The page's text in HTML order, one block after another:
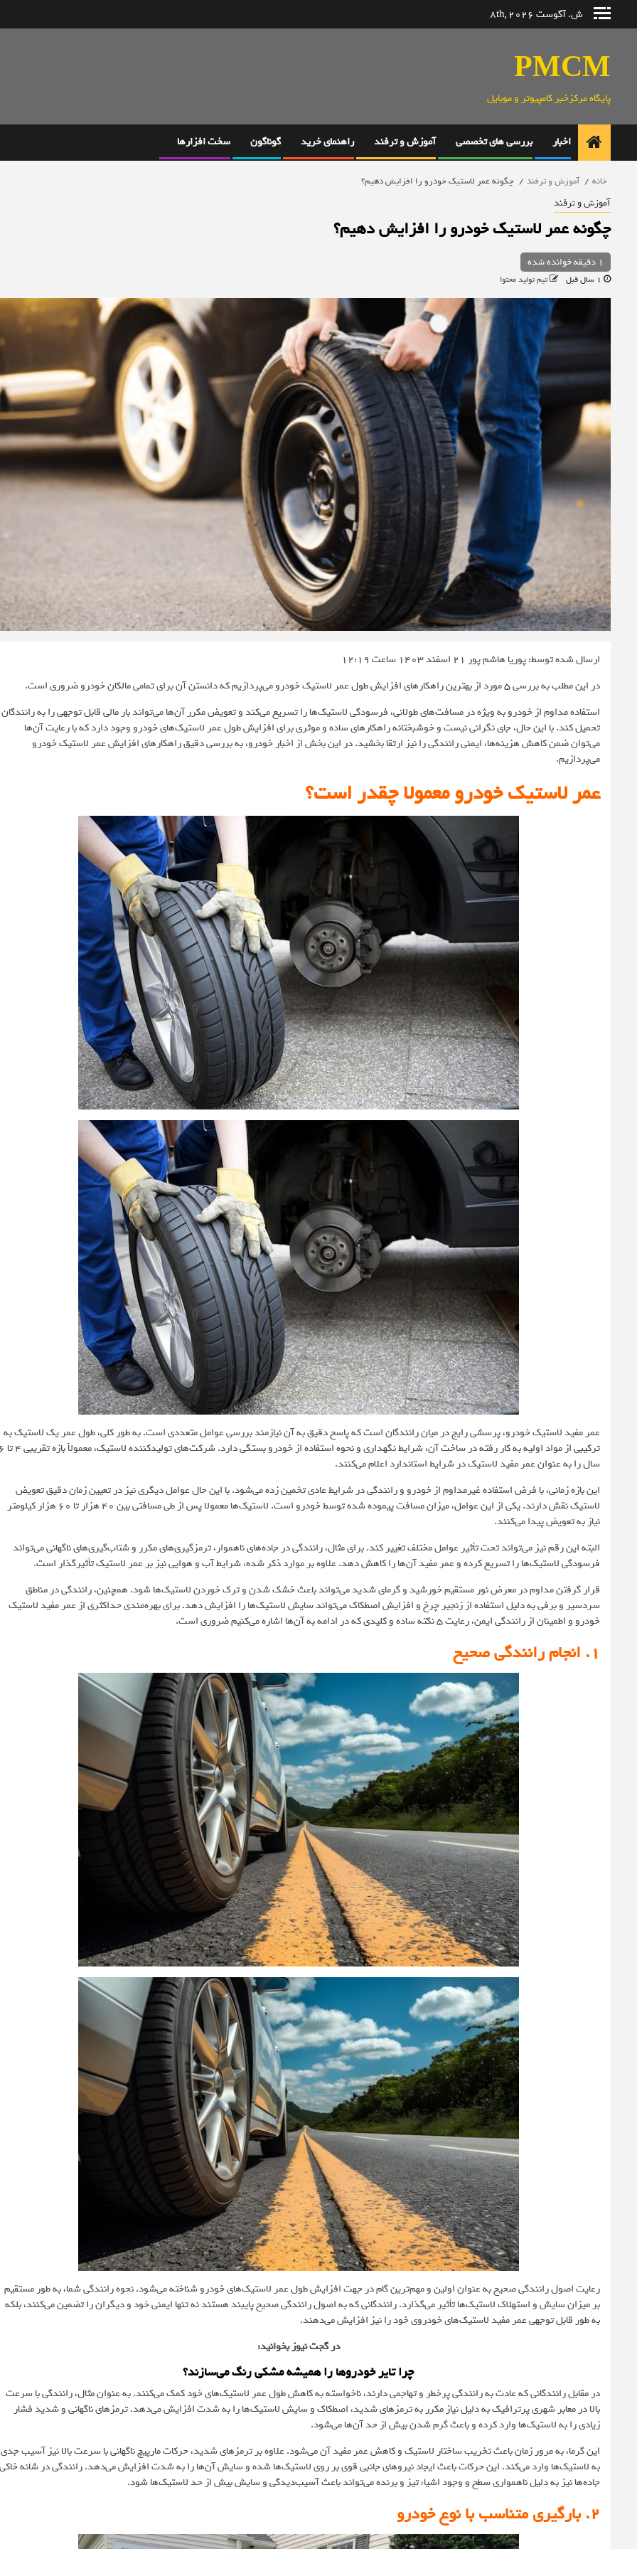
ش. آگوست 8th, 2026
PMCM
پایگاه مرکزخبر کامپیوتر و موبایل
اخبار بررسی های تخصصی آموزش و ترفند راهنمای خرید گوناگون سخت افزارها
خانه آموزش و ترفند چگونه عمر لاستیک خودرو را افزایش دهیم؟
آموزش و ترفند
چگونه عمر لاستیک خودرو را افزایش دهیم؟
1 دقیقه خوانده شده
تیم تولید محتوا
ارسال شده توسط: پوریا هاشم پور 21 اسفند 1403 ساعت 12:19
در این مطلب به بررسی ۵ مورد از بهترین راهکارهای افزایش طول عمر لاستیک خودرو می‌پردازیم که دانستن آن برای تمامی مالکان خودرو ضروری است.
استفاده مداوم از خودرو به ویژه در مسافت‌های طولانی، فرسودگی لاستیک‌ها را تسریع می‌کند و تعویض مکرر آن‌ها می‌تواند بار مالی قابل توجهی را به رانندگان
تحمیل کند. با این حال، جای نگرانی نیست و خوشبختانه راهکارهای ساده و موثری برای افزایش طول عمر لاستیک‌های خودرو وجود دارد که با رعایت آن‌ها
می‌توان ضمن کاهش هزینه‌ها، ایمنی رانندگی را نیز ارتقا بخشید. در این بخش از اخبار خودرو، به بررسی دقیق راهکارهای افزایش عمر لاستیک خودرو
می‌پردازیم.
عمر لاستیک خودرو معمولا چقدر است؟
عمر مفید لاستیک‌ خودرو، پرسشی رایج در میان رانندگان است که پاسخ دقیق به آن نیازمند بررسی عوامل متعددی است. به طور کلی، طول عمر یک لاستیک به
ترکیبی از مواد اولیه به کار رفته در ساخت آن، شرایط نگهداری و نحوه استفاده از خودرو بستگی دارد. شرکت‌های تولیدکننده لاستیک، معمولاً بازه تقریبی 4 تا 6
سال را به عنوان عمر مفید لاستیک در شرایط استاندارد اعلام می‌کنند.
این بازه زمانی، با فرض استفاده غیرمداوم از خودرو و رانندگی در شرایط عادی تخمین زده می‌شود. با این حال عوامل دیگری نیز در تعیین زمان دقیق تعویض
لاستیک نقش دارند. یکی از این عوامل، میزان مسافت پیموده شده توسط خودرو است. لاستیک‌ها معمولا پس از طی مسافتی بین 40 هزار تا 60 هزار کیلومتر
نیاز به تعویض پیدا می‌کنند.
البته این رقم نیز می‌تواند تحت تأثیر عوامل مختلف تغییر کند. برای مثال، رانندگی در جاده‌های ناهموار، ترمزگیری‌های مکرر و شتاب‌گیری‌های ناگهانی می‌تواند
فرسودگی لاستیک‌ها را تسریع کرده و عمر مفید آن‌ها را کاهش دهد. علاوه بر موارد ذکر شده، شرایط آب و هوایی نیز بر عمر لاستیک تأثیرگذار است.
قرار گرفتن مداوم در معرض نور مستقیم خورشید و گرمای شدید می‌تواند باعث خشک شدن و ترک خوردن لاستیک‌ها شود. همچنین، رانندگی در مناطق
سردسیر و برفی به دلیل استفاده از زنجیر چرخ و افزایش اصطکاک می‌تواند سایش لاستیک‌ها را افزایش دهد. برای بهره‌مندی حداکثری از عمر مفید لاستیک
خودرو و اطمینان از رانندگی ایمن، رعایت 5 نکته ساده و کلیدی که در ادامه به آن‌ها اشاره می‌کنیم ضروری است.
1. انجام رانندگی صحیح
رعایت اصول رانندگی صحیح به عنوان اولین و مهم‌ترین گام در جهت افزایش طول عمر لاستیک‌های خودرو شناخته می‌شود. نحوه رانندگی شما، به طور مستقیم
بر میزان سایش و استهلاک لاستیک‌ها تأثیر می‌گذارد. رانندگانی که به اصول رانندگی صحیح پایبند هستند نه تنها ایمنی خود و دیگران را تضمین می‌کنند، بلکه
به طور قابل توجهی عمر مفید لاستیک‌های خودروی خود را نیز افزایش می‌دهند.
در گجت نیوز بخوانید:
چرا تایر خودروها را همیشه مشکی رنگ می‌سازند؟
در مقابل رانندگانی که عادت به رانندگی پرخطر و تهاجمی دارند، ناخواسته به کاهش طول عمر لاستیک‌های خود کمک می‌کنند. به عنوان مثال، رانندگی با سرعت
بالا در معابر شهری پرترافیک به دلیل نیاز مکرر به ترمزهای شدید، اصطکاک و سایش لاستیک‌ها را به شدت افزایش می‌دهد. ترمزهای ناگهانی و شدید فشار
زیادی را به لاستیک‌ها وارد کرده و باعث گرم شدن بیش از حد آن‌ها می‌شود.
این گرما، به مرور زمان باعث تخریب ساختار لاستیک و کاهش عمر مفید آن می‌شود. علاوه بر ترمزهای شدید، حرکات مارپیچ ناگهانی با سرعت بالا نیز آسیب جدی
به لاستیک‌ها وارد می‌کند. این حرکات باعث ایجاد نیروهای جانبی قوی بر روی لاستیک‌ها شده و سایش آن‌ها را به شدت افزایش می‌دهد. رانندگی در شانه خاکی
جاده‌ها نیز به دلیل ناهمواری سطح و وجود اشیاء تیز و برنده می‌تواند باعث آسیب‌دیدگی و سایش بیش از حد لاستیک‌ها شود.
2. بارگیری متناسب با نوع خودرو